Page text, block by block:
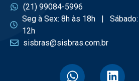
(21) 99084-5996
Seg à Sex: 8h às 18h | Sábado:
12h
sisbras@sisbras.com.br